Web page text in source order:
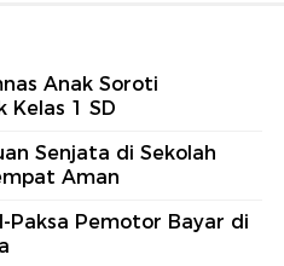
Anak Soroti
Kelas 1 SD
Senjata di Sekolah
Aman
Paksa Pemotor Bayar di